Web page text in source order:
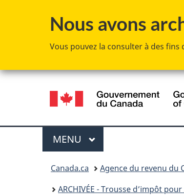
Nous avons
Vous pouvez la consulter à des
Sélection
de
la
langue
Menu
MENU PRINCIPAL
Canada.ca Agence du revenu du
ARCHIVÉE - Trousse d’impôt pour